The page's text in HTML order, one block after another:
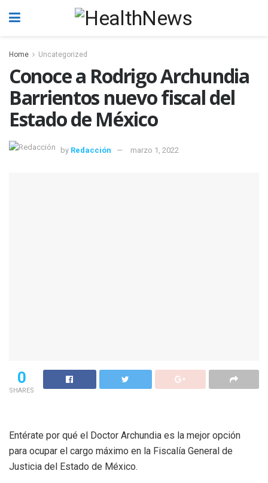
Home Uncategorized
Conoce a Rodrigo Archundia
Barrientos nuevo fiscal del
Estado de México
by Redacción marzo 1, 2022
0
SHARES
Entérate por qué el Doctor Archundia es la mejor opción
para ocupar el cargo máximo en la Fiscalía General de
Justicia del Estado de México.